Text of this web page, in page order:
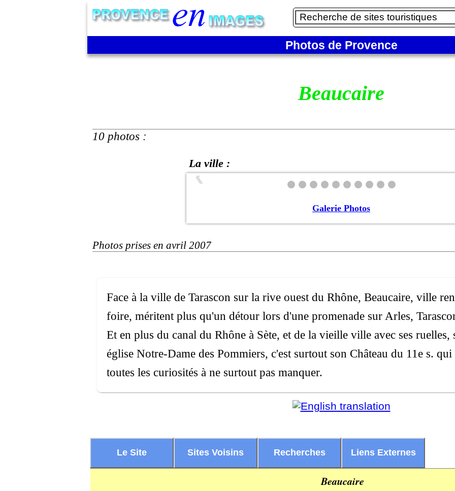
Photos de Provence
Beaucaire
10 photos :
La ville :
❮
Galerie Photos
Photos prises en avril 2007
Face à la ville de Tarascon sur la rive ouest du Rhône, Beaucaire, ville
foire, méritent plus qu'un détour lors d'une promenade sur Arles,
Et en plus du canal du Rhône à Sète, et de la vieille ville avec ses
église Notre-Dame des Pommiers, c'est surtout son Château du 11e s.
toutes les curiosités à ne surtout pas manquer.
Le Site Sites Voisins Recherches Liens Externes
Beaucaire